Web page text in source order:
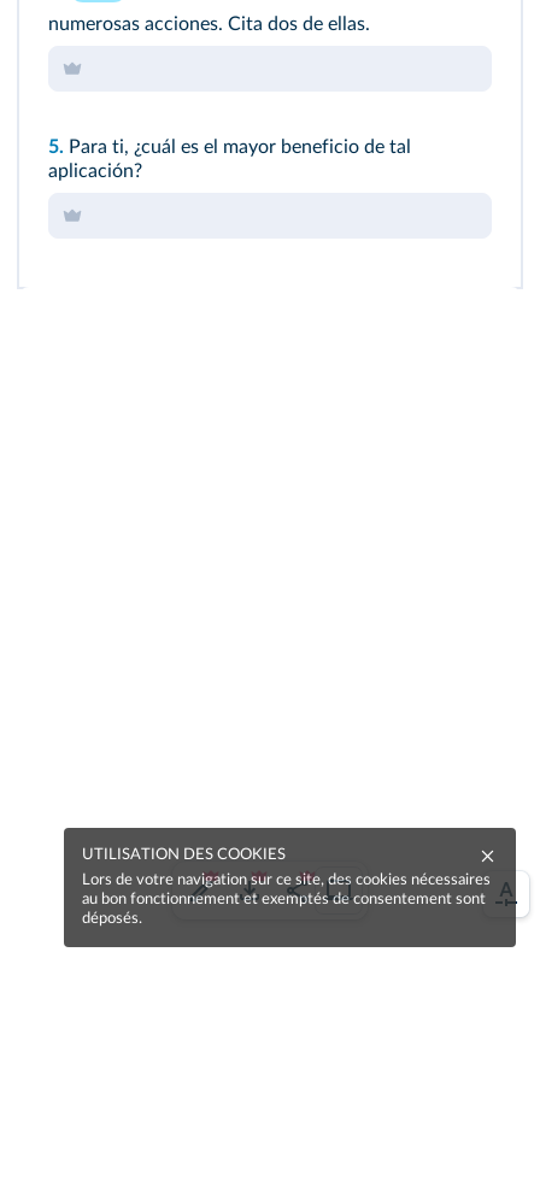
numerosas acciones. Cita dos de ellas.
5. Para ti, ¿cuál es el mayor beneficio de tal
aplicación?
UTILISATION DES COOKIES
Lors de votre navigation sur ce site, des cookies nécessaires
au bon fonctionnement et exemptés de consentement sont
déposés.